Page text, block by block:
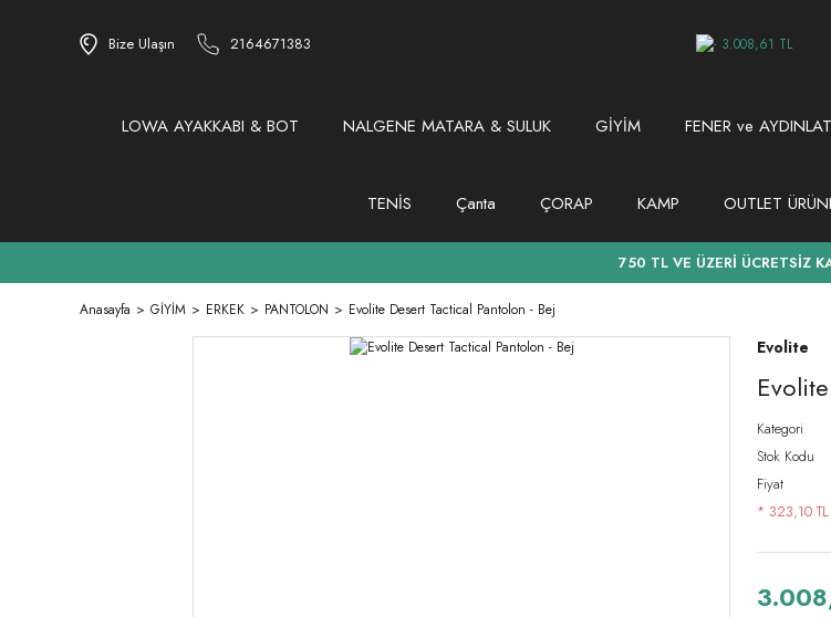
Bize Ulaşın 2164671383
LOWA AYAKKABI & BOT NALGENE MATARA & SULUK GİYİM FENER ve
TENİS Çanta ÇORAP KAMP OUTLET
750 TL VE ÜZERİ ÜCRETSİZ
Anasayfa GİYİM ERKEK PANTOLON Evolite Desert Tactical Pantolon - Bej
Evolite
Kategori
Stok Kodu
Fiyat
* 323,10